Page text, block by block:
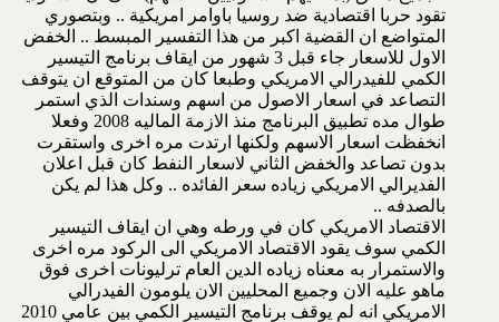
تقود حربا اقتصادية ضد روسيا باوامر امريكية .. وبتصوري
المتواضع ان القضية اكبر من هذا التفسير المبسط .. الخفض
الاول للاسعار جاء قبل 3 شهور من ايقاف برنامج التيسير
الكمي للفيدرالي الامريكي وطبعا كان من المتوقع ان يتوقف
التصاعد في اسعار الاصول من اسهم وسندات الذي استمر
طوال مده تطبيق البرنامج منذ الازمة الماليه 2008 وفعلا
انخفظت اسعار الاسهم ولكنها ارتدت مره اخرى واستقرت
بدون تصاعد والخفض الثاني لاسعار النفط كان قبل اعلان
الفديرالي الامريكي زياده سعر الفائده .. وكل هذا لم يكن
بالصدفه ..
الاقتصاد الامريكي كان في ورطه وهي ان ايقاف التيسير
الكمي سوف يقود الاقتصاد الامريكي الى الركود مره اخرى
والاستمرار به معناه زياده الدين العام ترليونات اخرى فوق
ماهو عليه الان وجميع المحليين الان يلومون الفيدرالي
الامريكي انه لم يوقف برنامج التيسير الكمي بين عامي 2010